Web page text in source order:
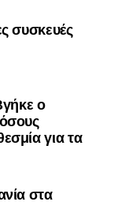
συσκευές
ο
για τα
στα